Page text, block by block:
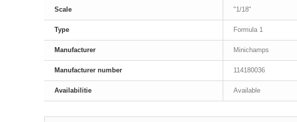
Scale "1/18"
Type Formula 1
Manufacturer Minichamps
Manufacturer number 114180036
Availabilitie Available